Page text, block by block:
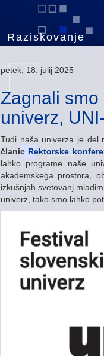
Raziskovanje
petek, 18. julij 2025
Zagnali
univerz,
Tudi naša univerza je
članic Rektorske
lahko programe naše
akademskega prostora,
izkušnjah svetovanj
univerz, tako smo lahko